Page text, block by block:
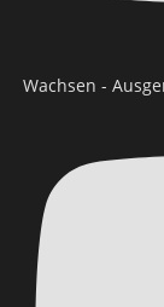
Wachsen -